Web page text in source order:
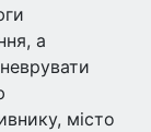
а
місто